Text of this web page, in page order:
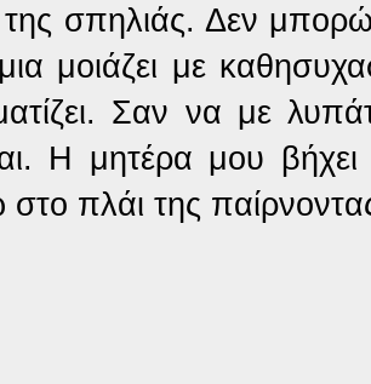
της σπηλιάς. Δεν
μοιάζει με
Σαν να με
Η μητέρα μου
στο πλάι της